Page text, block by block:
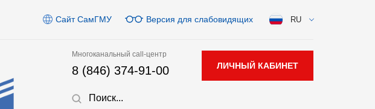
Сайт СамГМУ Версия для слабовидящих RU
Многоканальный call-центр
8 (846) 374-91-00 ЛИЧНЫЙ КАБИНЕТ